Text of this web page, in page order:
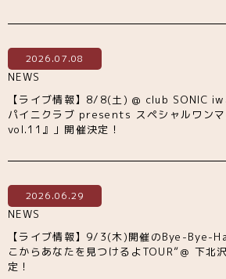
2026.07.08
NEWS
【ライブ情報】8/8(土) @ club SONIC
パイニクラブ presents スペシャルワンマ
vol.11』」開催決定！
2026.06.29
NEWS
【ライブ情報】9/3(木)開催のBye-Bye-
こからあなたを見つけるよTOUR”＠ 下北
定！